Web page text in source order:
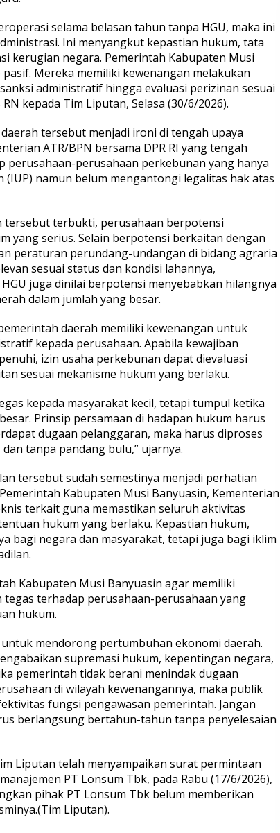
selama belasan tahun tanpa HGU, maka ini
Ini menyangkut kepastian hukum, tata
kerugian negara. Pemerintah Kabupaten Musi
Mereka memiliki kewenangan melakukan
administratif hingga evaluasi perizinan sesuai
kepada Tim Liputan, Selasa (30/6/2026).
tersebut menjadi ironi di tengah upaya
ATR/BPN bersama DPR RI yang tengah
perusahaan-perusahaan perkebunan yang hanya
(IUP) namun belum mengantongi legalitas hak atas
tersebut terbukti, perusahaan berpotensi
yang serius. Selain berpotensi berkaitan dengan
peraturan perundang-undangan di bidang agraria
sesuai status dan kondisi lahannya,
juga dinilai berpotensi menyebabkan hilangnya
dalam jumlah yang besar.
daerah memiliki kewenangan untuk
kepada perusahaan. Apabila kewajiban
izin usaha perkebunan dapat dievaluasi
sesuai mekanisme hukum yang berlaku.
kepada masyarakat kecil, tetapi tumpul ketika
Prinsip persamaan di hadapan hukum harus
dugaan pelanggaran, maka harus diproses
tanpa pandang bulu,” ujarnya.
tersebut sudah semestinya menjadi perhatian
Kabupaten Musi Banyuasin, Kementerian
terkait guna memastikan seluruh aktivitas
hukum yang berlaku. Kepastian hukum,
bagi negara dan masyarakat, tetapi juga bagi iklim
Kabupaten Musi Banyuasin agar memiliki
terhadap perusahaan-perusahaan yang
hukum.
mendorong pertumbuhan ekonomi daerah.
supremasi hukum, kepentingan negara,
pemerintah tidak berani menindak dugaan
di wilayah kewenangannya, maka publik
fungsi pengawasan pemerintah. Jangan
berlangsung bertahun-tahun tanpa penyelesaian
Liputan telah menyampaikan surat permintaan
PT Lonsum Tbk, pada Rabu (17/6/2026),
pihak PT Lonsum Tbk belum memberikan
Liputan).